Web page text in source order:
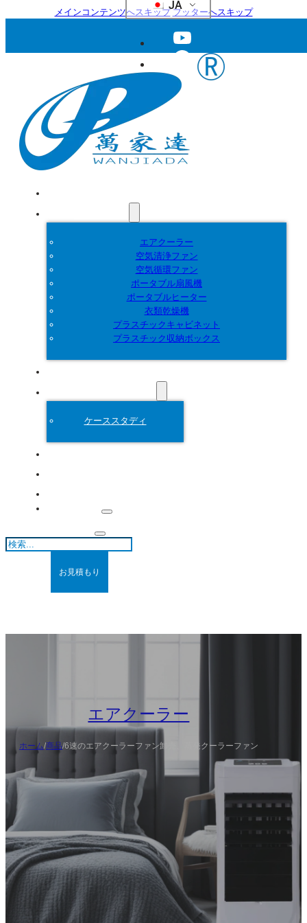
メインコンテンツへスキップフッターへスキップ
JA
エアクーラー
空気清浄ファン
空気循環ファン
ポータブル扇風機
ポータブルヒーター
衣類乾燥機
プラスチックキャビネット
プラスチック収納ボックス
ケーススタディ
検
索
お見積もり
エアクーラー
ホーム/商品/6速のエアクーラーファン卸売、蒸発クーラーファン